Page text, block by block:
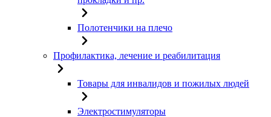
Полотенчики на плечо
Профилактика, лечение и реабилитация
Товары для инвалидов и пожилых людей
Электростимуляторы